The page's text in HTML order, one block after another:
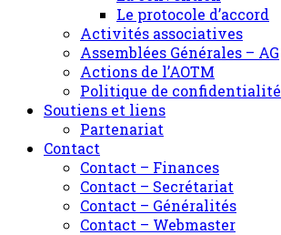
Le protocole d’accord
Activités associatives
Assemblées Générales – AG
Actions de l’AOTM
Politique de confidentialité
Soutiens et liens
Partenariat
Contact
Contact – Finances
Contact – Secrétariat
Contact – Généralités
Contact – Webmaster